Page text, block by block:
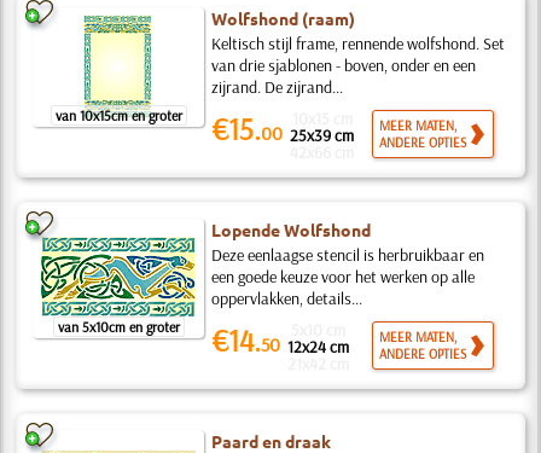
van 10x15cm en groter
Wolfshond (raam)
Keltisch stijl frame, rennende wolfshond. Set
van drie sjablonen - boven, onder en een
zijrand. De zijrand...
€15.00 25x39 cm
MEER MATEN,
ANDERE OPTIES
van 5x10cm en groter
Lopende Wolfshond
Deze eenlaagse stencil is herbruikbaar en
een goede keuze voor het werken op alle
oppervlakken, details...
€14.50 12x24 cm
MEER MATEN,
ANDERE OPTIES
Paard en draak